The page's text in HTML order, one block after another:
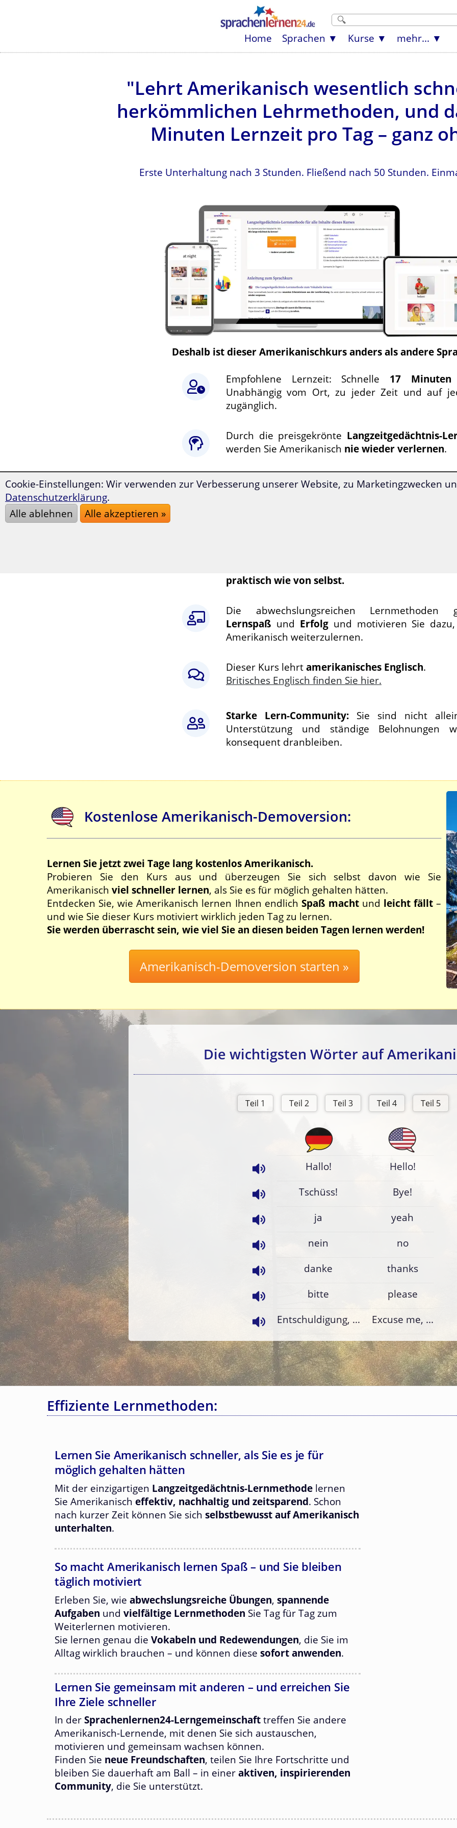
Home Sprachen Kurse mehr...
"Lehrt Amerikanisch wesentlich
herkömmlichen Lehrmethoden, und
Minuten Lernzeit pro Tag – ganz
Erste Unterhaltung nach 3 Stunden. Fließend nach 50 Stunden.
Deshalb ist dieser Amerikanischkurs anders als andere
Empfohlene Lernzeit: Schnelle 17
Unabhängig vom Ort, zu jeder Zeit und auf
zugänglich.
Durch die preisgekrönte Langzeit­gedächtnis-
werden Sie Amerikanisch nie wieder verlernen.
Mit der neuartigenSuperlearning-Technologie
praktisch wie von selbst.
Die abwechslungsreichen Lernmethoden
Lernspaß und Erfolgund motivieren Sie
Amerikanisch weiterzulernen.
Dieser Kurs lehrt amerikanisches Englisch.
Britisches Englisch finden Sie hier.
Starke Lern-Community: Sie sind nicht
Unterstützung und ständige Belohnungen
konsequent dranbleiben.
Kostenlose Amerikanisch-Demoversion:
Lernen Sie jetzt zwei Tage lang kostenlos Amerikanisch.
Probieren Sie den Kurs aus und überzeugen Sie sich selbst davon wie Sie
Amerikanisch viel schneller lernen, als Sie es für möglich gehalten hätten.
Entdecken Sie, wie Amerikanisch lernen Ihnen endlich Spaß machtund leicht fällt –
und wie Sie dieser Kurs motiviert wirklich jeden Tag zu lernen.
Sie werden überrascht sein, wie viel Sie an diesen beiden Tagen lernen werden!
Die wichtigsten Wörter auf
Hallo!
Hello!
Tschüss!
Bye!
ja
yeah
nein
no
danke
thanks
bitte
please
Entschuldigung, ...
Excuse me, ...
Effiziente Lernmethoden:
Lernen Sie Amerikanisch schneller, als Sie es je für
möglich gehalten hätten
Mit der einzigartigen Langzeitgedächtnis-Lernmethode lernen
Sie Amerikanisch effektiv, nachhaltig und zeitsparend. Schon
nach kurzer Zeit können Sie sich selbstbewusst auf Amerikanisch
unterhalten.
So macht Amerikanisch lernen Spaß – und Sie bleiben
täglich motiviert
Erleben Sie, wie abwechslungsreiche Übungen, spannende
Aufgaben und vielfältige Lernmethoden Sie Tag für Tag zum
Weiterlernen motivieren.
Sie lernen genau die Vokabeln und Redewendungen, die Sie im
Alltag wirklich brauchen – und können diese sofort anwenden.
Lernen Sie gemeinsam mit anderen – und erreichen Sie
Ihre Ziele schneller
In der Sprachenlernen24-Lerngemeinschaft treffen Sie andere
Amerikanisch-Lernende, mit denen Sie sich austauschen,
motivieren und gemeinsam wachsen können.
Finden Sie neue Freundschaften, teilen Sie Ihre Fortschritte und
bleiben Sie dauerhaft am Ball – in einer aktiven, inspirierenden
Community, die Sie unterstützt.
Cookie-Einstellungen: Wir verwenden zur Verbesserung unserer Website, zu Marketingzwecken
Datenschutzerklärung.
Alle ablehnen
Alle akzeptieren »